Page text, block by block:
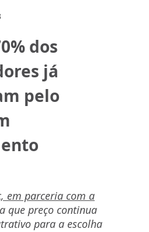
dos
já
pelo
em parceria com a
que preço continua
para a escolha